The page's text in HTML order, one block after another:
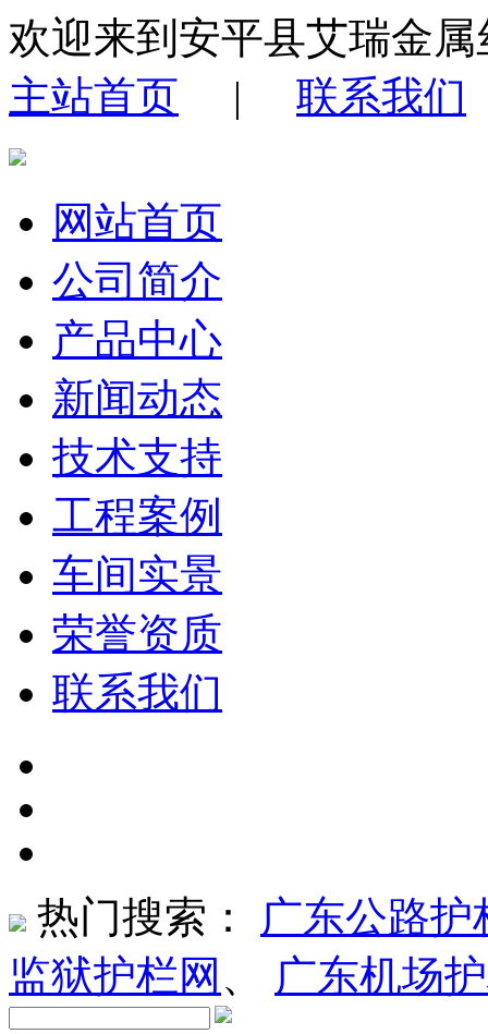
欢迎来到安平县艾瑞金
主站首页 | 联系我们
网站首页
公司简介
产品中心
新闻动态
技术支持
工程案例
车间实景
荣誉资质
联系我们
热门搜索： 广东公路护
监狱护栏网 、 广东机场